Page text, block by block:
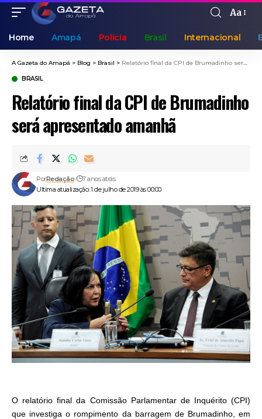
Aa
Home Amapá Polícia Brasil Internacional
A Gazeta do Amapá > Blog > Brasil > Relatório final da CPI de Brumadinho será apresentado amanhã
BRASIL
Relatório final da CPI de Brumadinho
será apresentado amanhã
Ultima atualização: 1 de julho de 2019 às 00:00
PorRedação 7 anos atrás
O relatório final da Comissão Parlamentar de Inquérito (CPI)
que investiga o rompimento da barragem de Brumadinho, em